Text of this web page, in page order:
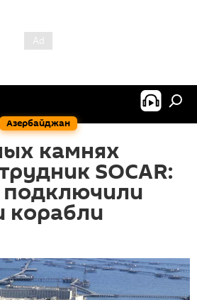
Азербайджан
камнях
SOCAR:
подключили
корабли